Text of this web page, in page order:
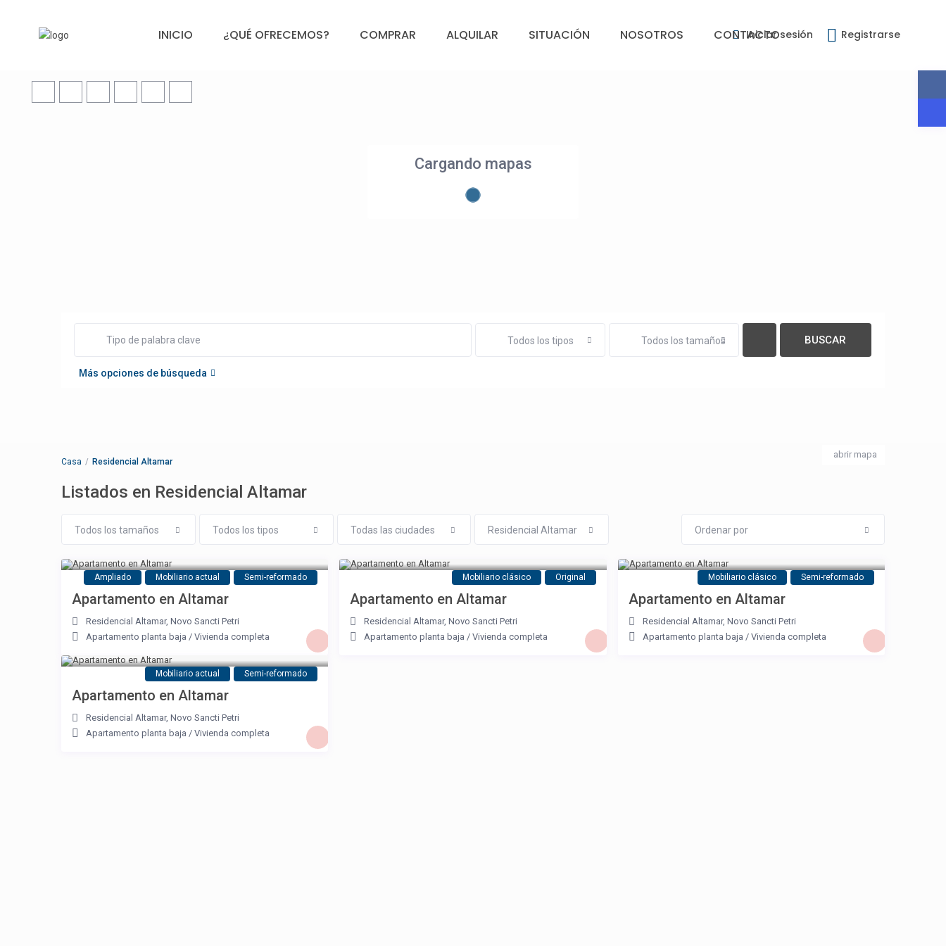
Iniciar sesión Registrarse
INICIO ¿QUÉ OFRECEMOS? COMPRAR ALQUILAR SITUACIÓN NOSOTROS CONTACTO
Cargando mapas
abrir mapa
Todos los tipos Todos los tamaños
Más opciones de búsqueda
Casa Residencial Altamar
Listados en Residencial Altamar
Todos los tamaños Todos los tipos Todas las ciudades Residencial Altamar Ordenar por
Ampliado Mobiliario actual Semi-reformado
Apartamento en Altamar
Residencial Altamar, Novo Sancti Petri
Apartamento planta baja / Vivienda completa
Mobiliario clásico Original
Apartamento en Altamar
Residencial Altamar,Novo Sancti Petri
Apartamento planta baja /Vivienda completa
Mobiliario clásico Semi-reformado
Apartamento en Altamar
Residencial Altamar, Novo Sancti Petri
Apartamento planta baja / Vivienda completa
Mobiliario actual Semi-reformado
Apartamento en Altamar
Residencial Altamar, Novo Sancti Petri
Apartamento planta baja / Vivienda completa